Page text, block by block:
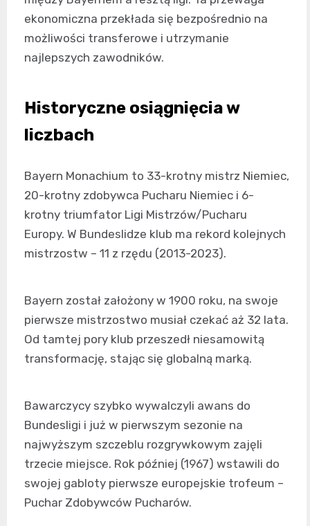
ekonomiczna przekłada się bezpośrednio na
możliwości transferowe i utrzymanie
najlepszych zawodników.
Historyczne osiągnięcia w
liczbach
Bayern Monachium to 33-krotny mistrz Niemiec,
20-krotny zdobywca Pucharu Niemiec i 6-
krotny triumfator Ligi Mistrzów/Pucharu
Europy. W Bundeslidze klub ma rekord kolejnych
mistrzostw – 11 z rzędu (2013-2023).
Bayern został założony w 1900 roku, na swoje
pierwsze mistrzostwo musiał czekać aż 32 lata.
Od tamtej pory klub przeszedł niesamowitą
transformację, stając się globalną marką.
Bawarczycy szybko wywalczyli awans do
Bundesligi i już w pierwszym sezonie na
najwyższym szczeblu rozgrywkowym zajęli
trzecie miejsce. Rok później (1967) wstawili do
swojej gabloty pierwsze europejskie trofeum –
Puchar Zdobywców Pucharów.